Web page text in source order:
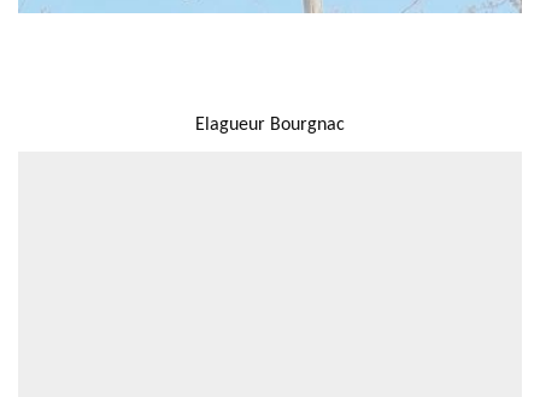
Elagueur Bourgnac